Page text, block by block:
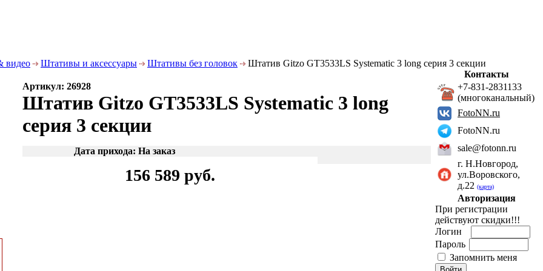
видео Штативы и аксессуары Штативы без головок Штатив Gitzo GT3533LS Systematic 3 long серия 3 секции
Артикул: 26928
Штатив Gitzo GT3533LS Systematic 3 long
серия 3 секции
Дата прихода: На заказ
156 589 руб.
Контакты
+7-831-2831133
(многоканальный)
FotoNN.ru
FotoNN.ru
sale@fotonn.ru
г. Н.Новгород,
ул.Воровского,
д.22 (карта)
Авторизация
При регистрации
действуют скидки!!!
Логин
Пароль
Запомнить меня